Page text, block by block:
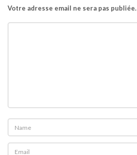
Votre adresse email ne sera pas publiée.